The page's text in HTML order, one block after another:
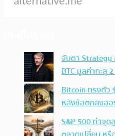
จับตา Strategy
BTC มูลค่าทะลุ
Bitcoin ทรงตัว
หลังข้อตกลงฮอ
S&P 500 ทำจุด